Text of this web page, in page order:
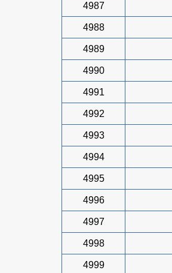
4987
4988
4989
4990
4991
4992
4993
4994
4995
4996
4997
4998
4999